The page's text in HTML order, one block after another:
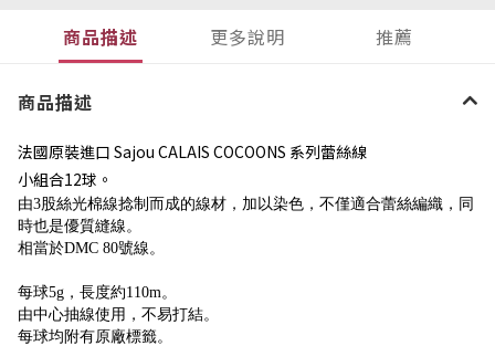
商品描述 更多說明 推薦
商品描述
法國原裝進口 Sajou CALAIS COCOONS 系列蕾絲線
小組合12球。
由3股絲光棉線捻制而成的線材，加以染色，不僅適合蕾絲編織，同
時也是優質縫線。
相當於DMC 80號線。
每球5g，長度約110m。
由中心抽線使用，不易打結。
每球均附有原廠標籤。